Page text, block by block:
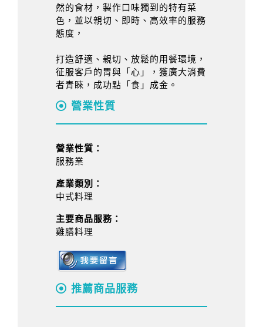
然的食材，製作口味獨到的特有菜
色，並以親切、即時、高效率的服務
態度，
打造舒適、親切、放鬆的用餐環境，
征服客戶的胃與「心」，獲廣大消費
者青睞，成功點「食」成金。
營業性質
營業性質：
服務業
產業類別：
中式料理
主要商品服務：
雞膳料理
推薦商品服務